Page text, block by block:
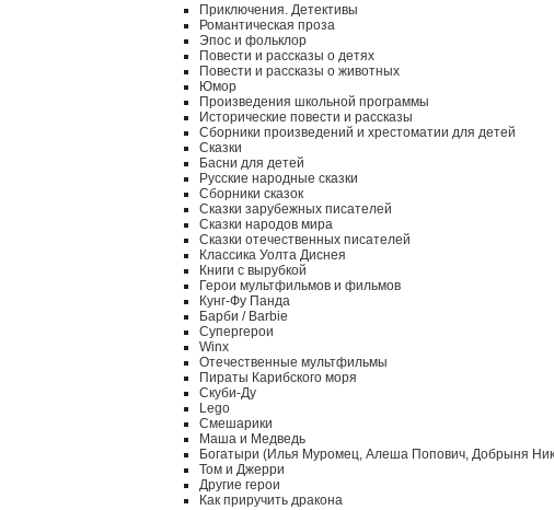
Приключения. Детективы
Романтическая проза
Эпос и фольклор
Повести и рассказы о детях
Повести и рассказы о животных
Юмор
Произведения школьной программы
Исторические повести и рассказы
Сборники произведений и хрестоматии для детей
Сказки
Басни для детей
Русские народные сказки
Сборники сказок
Сказки зарубежных писателей
Сказки народов мира
Сказки отечественных писателей
Классика Уолта Диснея
Книги с вырубкой
Герои мультфильмов и фильмов
Кунг-Фу Панда
Барби / Barbie
Супергерои
Winx
Отечественные мультфильмы
Пираты Карибского моря
Скуби-Ду
Lego
Смешарики
Маша и Медведь
Богатыри (Илья Муромец, Алеша Попович, Добрыня
Том и Джерри
Другие герои
Как приручить дракона